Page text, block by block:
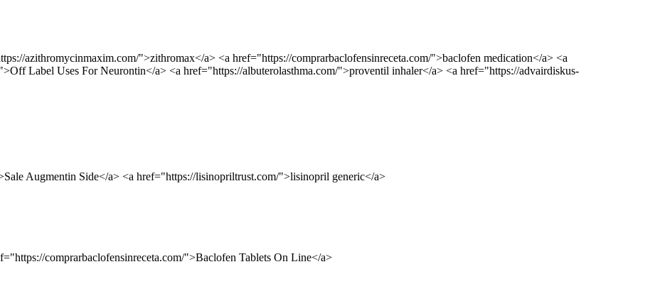
azithromycinmaxim.com/">zithromax</a> <a href="https://comprarbaclofensinreceta.com/">baclofen medication</a> <a
Label Uses For Neurontin</a> <a href="https://albuterolasthma.com/">proventil inhaler</a> <a href="https://advairdiskus-
Augmentin Side</a> <a href="https://lisinopriltrust.com/">lisinopril generic</a>
comprarbaclofensinreceta.com/">Baclofen Tablets On Line</a>